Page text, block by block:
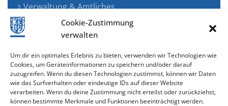
Cookie-Zustimmung
verwalten
Um dir ein optimales Erlebnis zu bieten, verwenden wir Technologien wie
Cookies, um Geräteinformationen zu speichern und/oder darauf
zuzugreifen. Wenn du diesen Technologien zustimmst, können wir Daten
wie das Surfverhalten oder eindeutige IDs auf dieser Website
verarbeiten. Wenn du deine Zustimmung nicht erteilst oder zurückziehst,
können bestimmte Merkmale und Funktionen beeinträchtigt werden.
Verwaltung & Amtliches
Jugend, Familie & Gesundheit
Tourismus, Freizeit & Ökologie
Wirtschaft & Verkehr
Senioren & Inklusion